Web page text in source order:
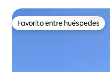
Favorito entre huéspedes
Favorito entre huéspedes